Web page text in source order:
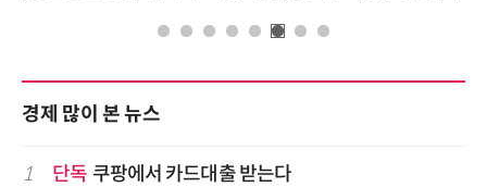
경제 많이 본 뉴스
1 단독 쿠팡에서 카드대출 받는다